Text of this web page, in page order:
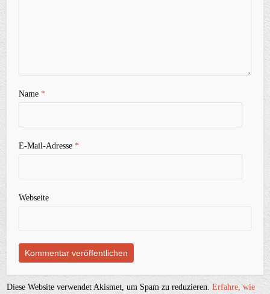
Name*
E-Mail-Adresse*
Webseite
Diese Website verwendet Akismet, um Spam zu reduzieren.Erfahre, wie